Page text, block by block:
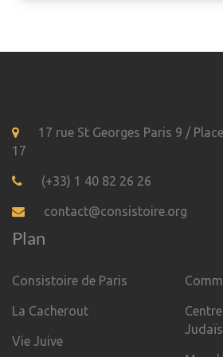
17 rue St Georges Paris 9 /
17
(+33) 1 40 82 26 26
contact@consistoire.org
Plan
Consistoire de Paris
La Cacherout
Vie Juive